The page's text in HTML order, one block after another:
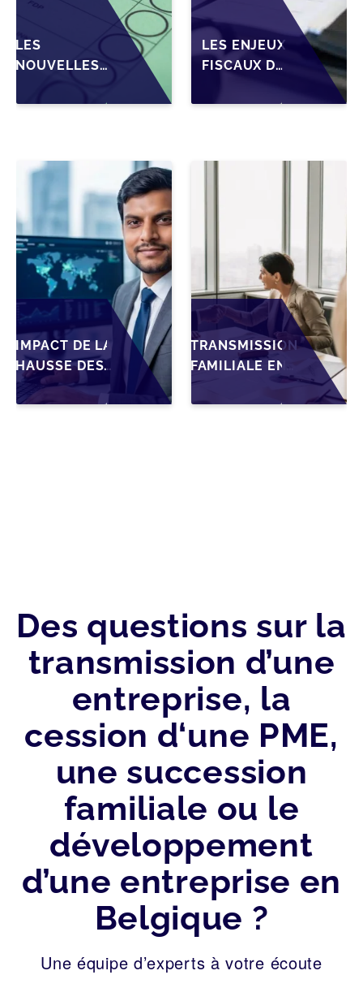
LES
NOUVELLES
REPRENEURS
DES PME
LES ENJEUX
FISCAUX DE
DE PARTS
IMPACT DE LA
HAUSSE DES
DROITS DE
SUCCESSION
TRANSMISSION
FAMILIALE EN
WALLONIE :
NOUVELLES
Des questions sur la
transmission d’une
entreprise, la
cession d‘une PME,
une succession
familiale ou le
développement
d’une entreprise en
Belgique ?
Une équipe d’experts à votre écoute